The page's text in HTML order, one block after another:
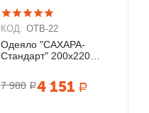
КОД: ОТВ-22
Одеяло "САХАРА-
Стандарт" 200х220
7 980 Р4 151 Р